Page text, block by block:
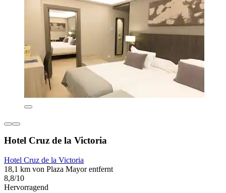
Hotel Cruz de la Victoria
Hotel Cruz de la Victoria
18,1 km von Plaza Mayor entfernt
8,8/10
Hervorragend